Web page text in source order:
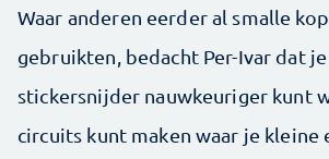
Waar anderen eerder al smalle
gebruikten, bedacht Per-Ivar dat
stickersnijder nauwkeuriger kunt
circuits kunt maken waar je kleine